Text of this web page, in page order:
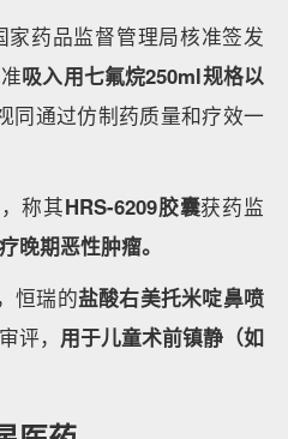
药品监督管理局核准签发
吸入用七氟烷250ml规格以
同通过仿制药质量和疗效一
称其HRS-6209胶囊获药监
晚期恶性肿瘤。
恒瑞的盐酸右美托米啶鼻喷
评， 用于儿童术前镇静（如